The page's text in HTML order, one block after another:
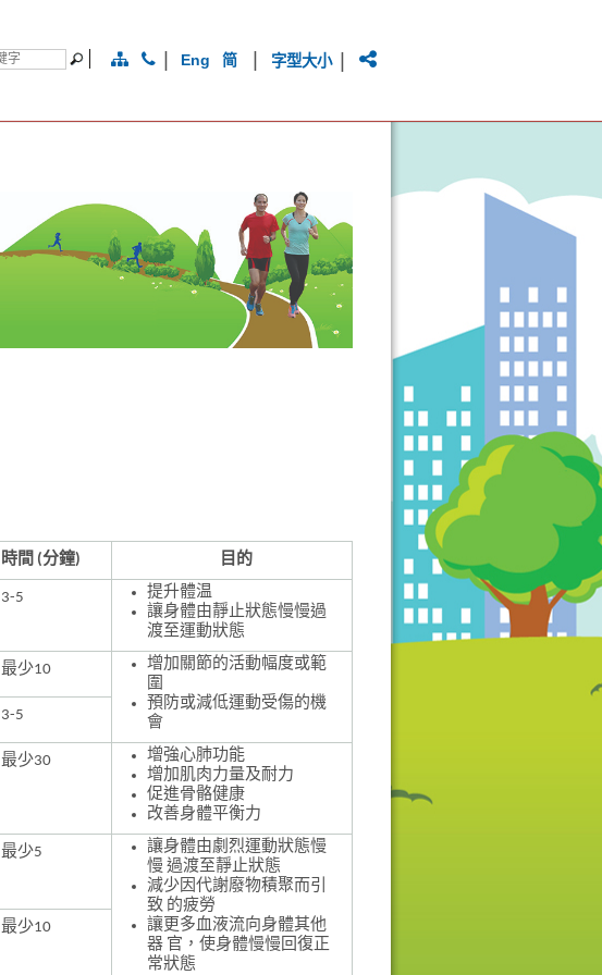
Eng 简 字型大小
時間 (分鐘) 目的
3-5
提升體温
讓身體由靜止狀態慢慢過
渡至運動狀態
最少10
增加關節的活動幅度或範
圍
預防或減低運動受傷的機
會
3-5
最少30
增強心肺功能
增加肌肉力量及耐力
促進骨骼健康
改善身體平衡力
最少5
讓身體由劇烈運動狀態慢
慢 過渡至靜止狀態
減少因代謝廢物積聚而引
致 的疲勞
讓更多血液流向身體其他
器 官，使身體慢慢回復正
常狀態
最少10